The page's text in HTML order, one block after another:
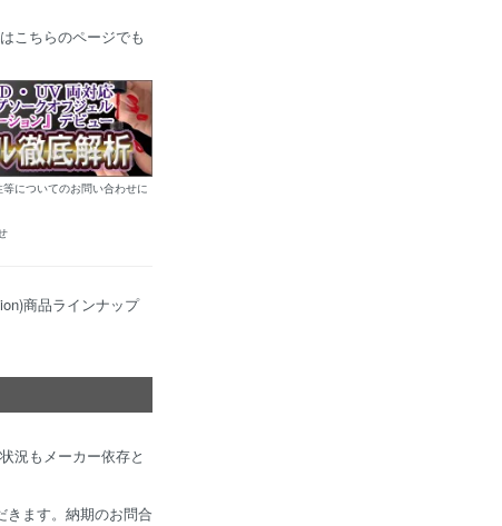
こちらのページでも
についてのお問い合わせに
商品ラインナップ
況もメーカー依存と
きます。納期のお問合